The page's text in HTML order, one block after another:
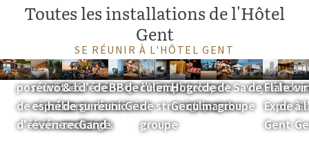
Toutes les installations de l'Hôtel
Gent
SE RÉUNIR À L'HÔTEL GENT
Aperçu des
possibilités
de réunion et
d'événement
salles de
réunion &
espaces
événementiels
Réservez
votre
hébergement
Parking
& bornes
de
recharge
Lieu
d'événement
sur le toit à
Gand
Forfaits
de
réunion
Formules
BBQ
Emplacement
de l'Hôtel
Gent
Formules
culinaires
de
groupe
Gand comme
emplacement
stratégique
Durabilité
Hotel
Gent
Dîner de
groupe
culinaire
Formules
de
marche
Activités
de
groupe
Chalet
Savoyard
Location
de vélos
Près de
Expo
Gent
le
deà